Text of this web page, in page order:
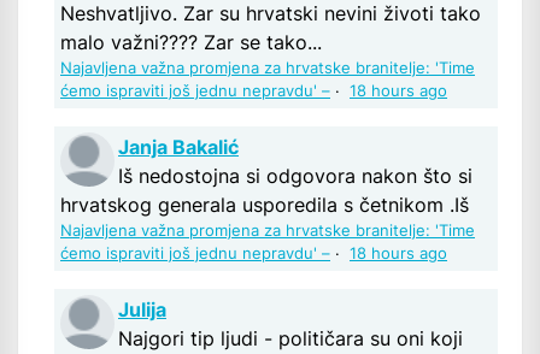
Neshvatljivo. Zar su hrvatski nevini životi tako
malo važni???? Zar se tako...
Najavljena važna promjena za hrvatske branitelje: 'Time
ćemo ispraviti još jednu nepravdu' – · 18 hours ago
Janja Bakalić
Iš nedostojna si odgovora nakon što si
hrvatskog generala usporedila s četnikom .Iš
Najavljena važna promjena za hrvatske branitelje: 'Time
ćemo ispraviti još jednu nepravdu' – · 18 hours ago
Julija
Najgori tip ljudi - političara su oni koji